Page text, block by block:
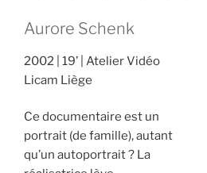
Aurore Schenk
2002 19’
Atelier Vidéo
Licam Liège
Ce documentaire est un
portrait (de famille), autant
qu’un autoportrait ? La